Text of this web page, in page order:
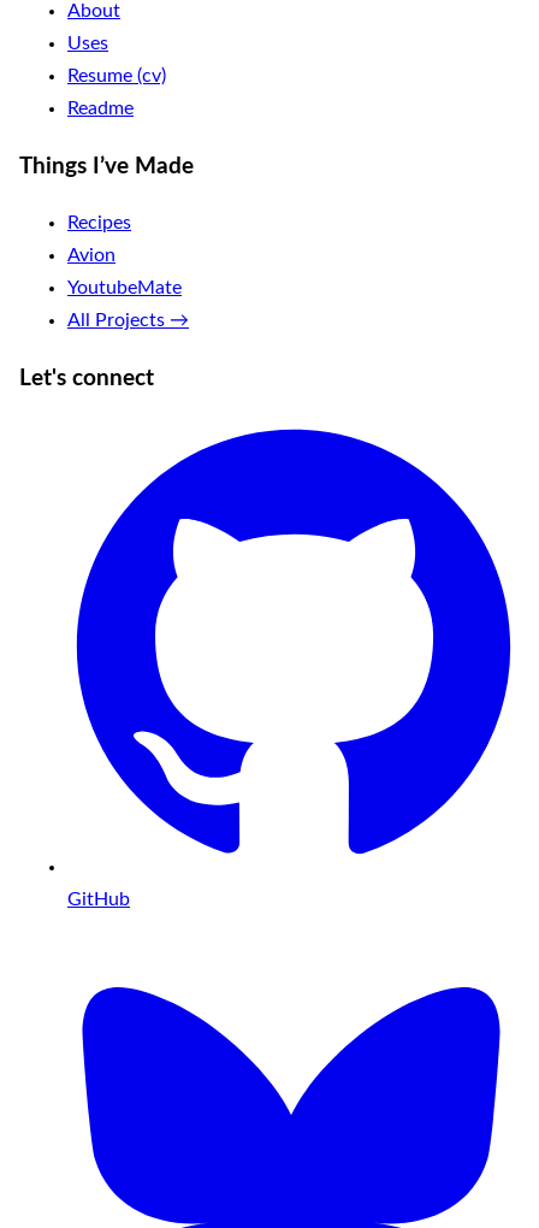
About
Uses
Resume (cv)
Readme
Things I’ve Made
Recipes
Avion
YoutubeMate
All Projects →
Let's connect
GitHub